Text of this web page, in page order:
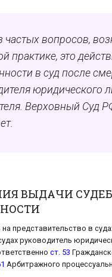
частых вопросов,
практике, это
в суд после
юридического
Верховный Суд
ВЫДАЧИ
представительство в
руководитель
ст. 53
Арбитражного